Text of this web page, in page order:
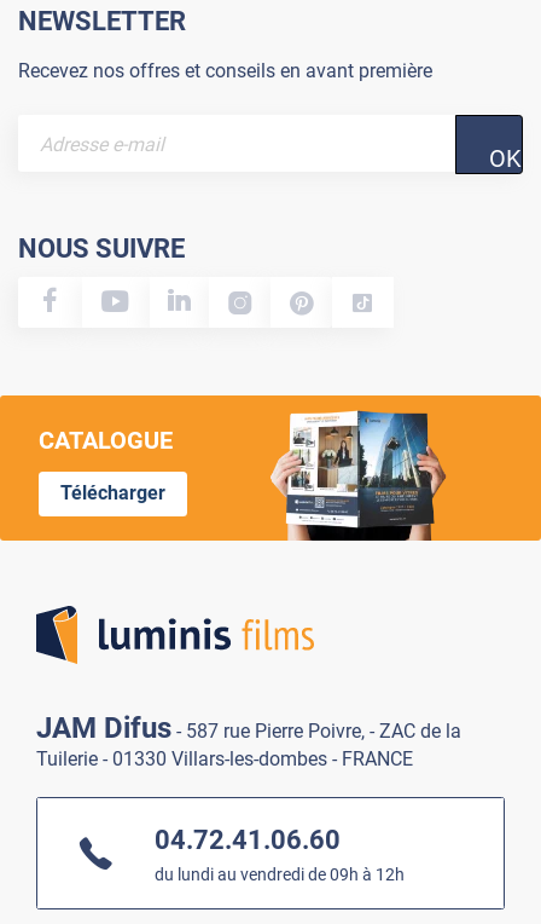
NEWSLETTER
Recevez nos offres et conseils en avant première
OK
NOUS SUIVRE
CATALOGUE
Télécharger
JAM Difus - 587 rue Pierre Poivre, - ZAC de la
Tuilerie - 01330 Villars-les-dombes - FRANCE
04.72.41.06.60
du lundi au vendredi de 09h à 12h